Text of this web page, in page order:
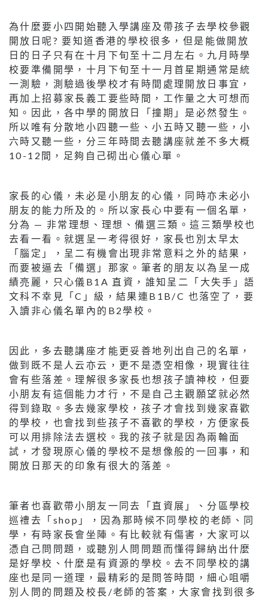
為什麼要小四開始聽入學講座及帶孩子去學校參觀
開放日呢? 要知道香港的學校很多，但是能做開放
日的日子只有在十月下旬至十二月左右。九月時學
校要準備開學，十月下旬至十一月首星期通常是統
一測驗，測驗過後學校才有時間處理開放日事宜，
再加上招募家長義工要些時間，工作量之大可想而
知。因此，各中學的開放日「撞期」是必然發生。
所以唯有分散地小四聽一些、小五時又聽一些，小
六時又聽一些，分三年時間去聽講座就差不多大概
10-12間，足夠自己砌出心儀心單。
家長的心儀，未必是小朋友的心儀，同時亦未必小
朋友的能力所及的。所以家長心中要有一個名單，
分為 — 非常理想、理想、備選三類。這三類學校也
去看一看。就選呈一考得很好，家長也別太早太
「腦定」，呈二有機會出現非常意料之外的結果，
而要被逼去「備選」那家。筆者的朋友以為呈一成
績亮麗，只心儀B1A 直資，誰知呈二「大失手」語
文科不幸見「C」級，結果連B1B/C 也落空了，要
入讀非心儀名單內的B2學校。
因此，多去聽講座才能更妥善地列出自己的名單，
做到既不是人云亦云，更不是憑空相像，現實往往
會有些落差。理解很多家長也想孩子讀神校，但要
小朋友有這個能力才行，不是自己主觀願望就必然
得到錄取。多去幾家學校，孩子才會找到幾家喜歡
的學校，也會找到些孩子不喜歡的學校，方便家長
可以用排除法去選校。我的孩子就是因為兩輪面
試，才發現原心儀的學校不是想像般的一回事，和
開放日那天的印象有很大的落差。
筆者也喜歡帶小朋友一同去「直資展」、分區學校
巡禮去「shop」，因為那時候不同學校的老師、同
學，有時家長會坐陣。有比較就有傷害，大家可以
憑自己問問題，或聽別人問問題而懂得歸納出什麼
是好學校、什麼是有資源的學校。去不同學校的講
座也是同一道理，最精彩的是問答時間，細心咀嚼
別人問的問題及校長/老師的答案，大家會找到很多